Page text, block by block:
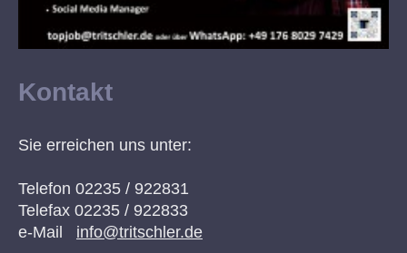
Kontakt
Sie erreichen uns unter:
Telefon 02235 / 922831
Telefax 02235 / 922833
e-Mail info@tritschler.de